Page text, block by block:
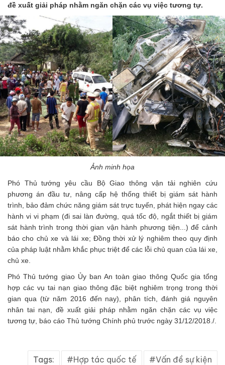
đề xuất giải pháp nhằm ngăn chặn các vụ việc tương tự.
Ảnh minh họa
Phó Thủ tướng yêu cầu Bộ Giao thông vận tải nghiên cứu
phương án đầu tư, nâng cấp hệ thống thiết bị giám sát hành
trình, bảo đảm chức năng giám sát trực tuyến, phát hiện ngay các
hành vi vi phạm (đi sai làn đường, quá tốc độ, ngắt thiết bị giám
sát hành trình trong thời gian vận hành phương tiện...) để cảnh
báo cho chủ xe và lái xe; Đồng thời xử lý nghiêm theo quy định
của pháp luật nhằm khắc phục triệt để các lỗi chủ quan của lái xe,
chủ xe.
Phó Thủ tướng giao Ủy ban An toàn giao thông Quốc gia tổng
hợp các vụ tai nạn giao thông đặc biệt nghiêm trọng trong thời
gian qua (từ năm 2016 đến nay), phân tích, đánh giá nguyên
nhân tai nạn, đề xuất giải pháp nhằm ngăn chặn các vụ việc
tương tự, báo cáo Thủ tướng Chính phủ trước ngày 31/12/2018./.
Tags: Hợp tác quốc tế Vấn đề sự kiện